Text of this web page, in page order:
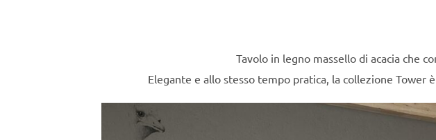
Tavolo in legno massello di acacia che
Elegante e allo stesso tempo pratica, la collezione Tower